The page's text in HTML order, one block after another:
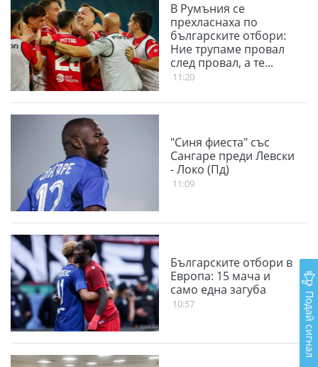
В Румъния се
прехласнаха по
българските отбори:
Ние трупаме провал
след провал, а те...
11:20
"Синя фиеста" със
Сангаре преди Левски
- Локо (Пд)
11:09
Българските отбори в
Европа: 15 мача и
само една загуба
10:57 Подай сигнал